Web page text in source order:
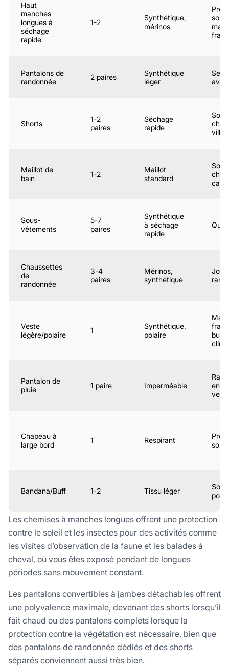
Haut
manches
longues à
séchage
rapide
1-2
Synthétique,
mérinos
Pantalons de
randonnée
2 paires
Synthétique
léger
Shorts
1-2
paires
Séchage
rapide
ville,
Maillot de
bain
1-2
Maillot
standard
Sous-
vêtements
5-7
paires
Synthétique
à séchage
rapide
Chaussettes
de
randonnée
3-4
paires
Mérinos,
synthétique
Veste
légère/polaire
1
Synthétique,
polaire
bus
Pantalon de
pluie
1 paire Imperméable
en
verte
Chapeau à
large bord
1 Respirant
Bandana/Buff 1-2 Tissu léger
Les chemises à manches longues offrent une protection
contre le soleil et les insectes pour des activités comme
les visites d’observation de la faune et les balades à
cheval, où vous êtes exposé pendant de longues
périodes sans mouvement constant.
Les pantalons convertibles à jambes détachables offrent
une polyvalence maximale, devenant des shorts lorsqu’il
fait chaud ou des pantalons complets lorsque la
protection contre la végétation est nécessaire, bien que
des pantalons de randonnée dédiés et des shorts
séparés conviennent aussi très bien.